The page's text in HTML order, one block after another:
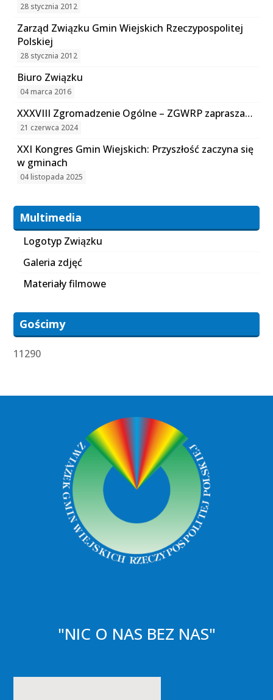
28 stycznia 2012
Zarząd Związku Gmin Wiejskich Rzeczypospolitej
Polskiej
28 stycznia 2012
Biuro Związku
04 marca 2016
XXXVIII Zgromadzenie Ogólne – ZGWRP zaprasza…
21 czerwca 2024
XXI Kongres Gmin Wiejskich: Przyszłość zaczyna się
w gminach
04 listopada 2025
Multimedia
Logotyp Związku
Galeria zdjęć
Materiały filmowe
Gościmy
11290
"NIC O NAS BEZ NAS"